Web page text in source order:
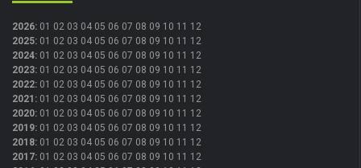
2026: 01 02 03 04 05 06 07 08 09 10 11 12
2025: 01 02 03 04 05 06 07 08 09 10 11 12
2024: 01 02 03 04 05 06 07 08 09 10 11 12
2023: 01 02 03 04 05 06 07 08 09 10 11 12
2022: 01 02 03 04 05 06 07 08 09 10 11 12
2021 : 01 02 03 04 05 06 07 08 09 10 11 12
2020: 01 02 03 04 05 06 07 08 09 10 11 12
2019: 01 02 03 04 05 06 07 08 09 10 11 12
2018: 01 02 03 04 05 06 07 08 09 10 11 12
2017: 01 02 03 04 05 06 07 08 09 10 11 12